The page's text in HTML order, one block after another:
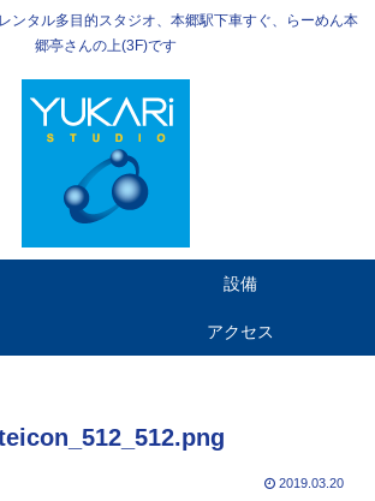
ンタル多目的スタジオ、本郷駅下車すぐ、らーめん本
郷亭さんの上(3F)です
設備
アクセス
2019.03.20